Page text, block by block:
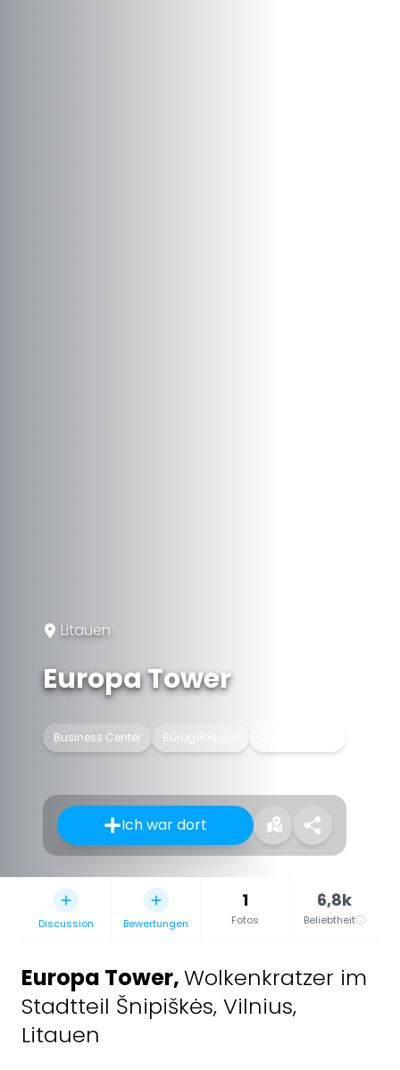
Litauen
Europa Tower
Business Center Bürogebäude
Ich war dort
Discussion Bewertungen
1
Fotos
6,8k
Beliebtheit
Europa Tower,Wolkenkratzer im
Stadtteil Šnipiškės, Vilnius,
Litauen